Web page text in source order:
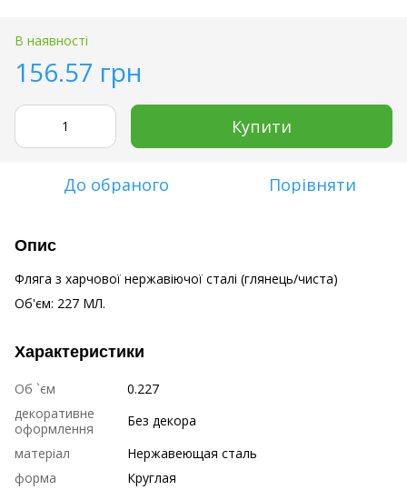
В наявності
156.57 грн
Купити
До обраного Порівняти
Опис
Фляга з харчової нержавіючої сталі (глянець/чиста)
Об'єм: 227 МЛ.
Характеристики
Об `єм
0.227
декоративне
оформлення
Без декора
матеріал
Нержавеющая сталь
форма
Круглая